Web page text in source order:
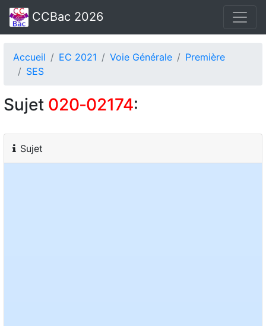
CCBac 2026
Accueil EC 2021 Voie Générale
Première
SES
Sujet 020‑02174:
Sujet